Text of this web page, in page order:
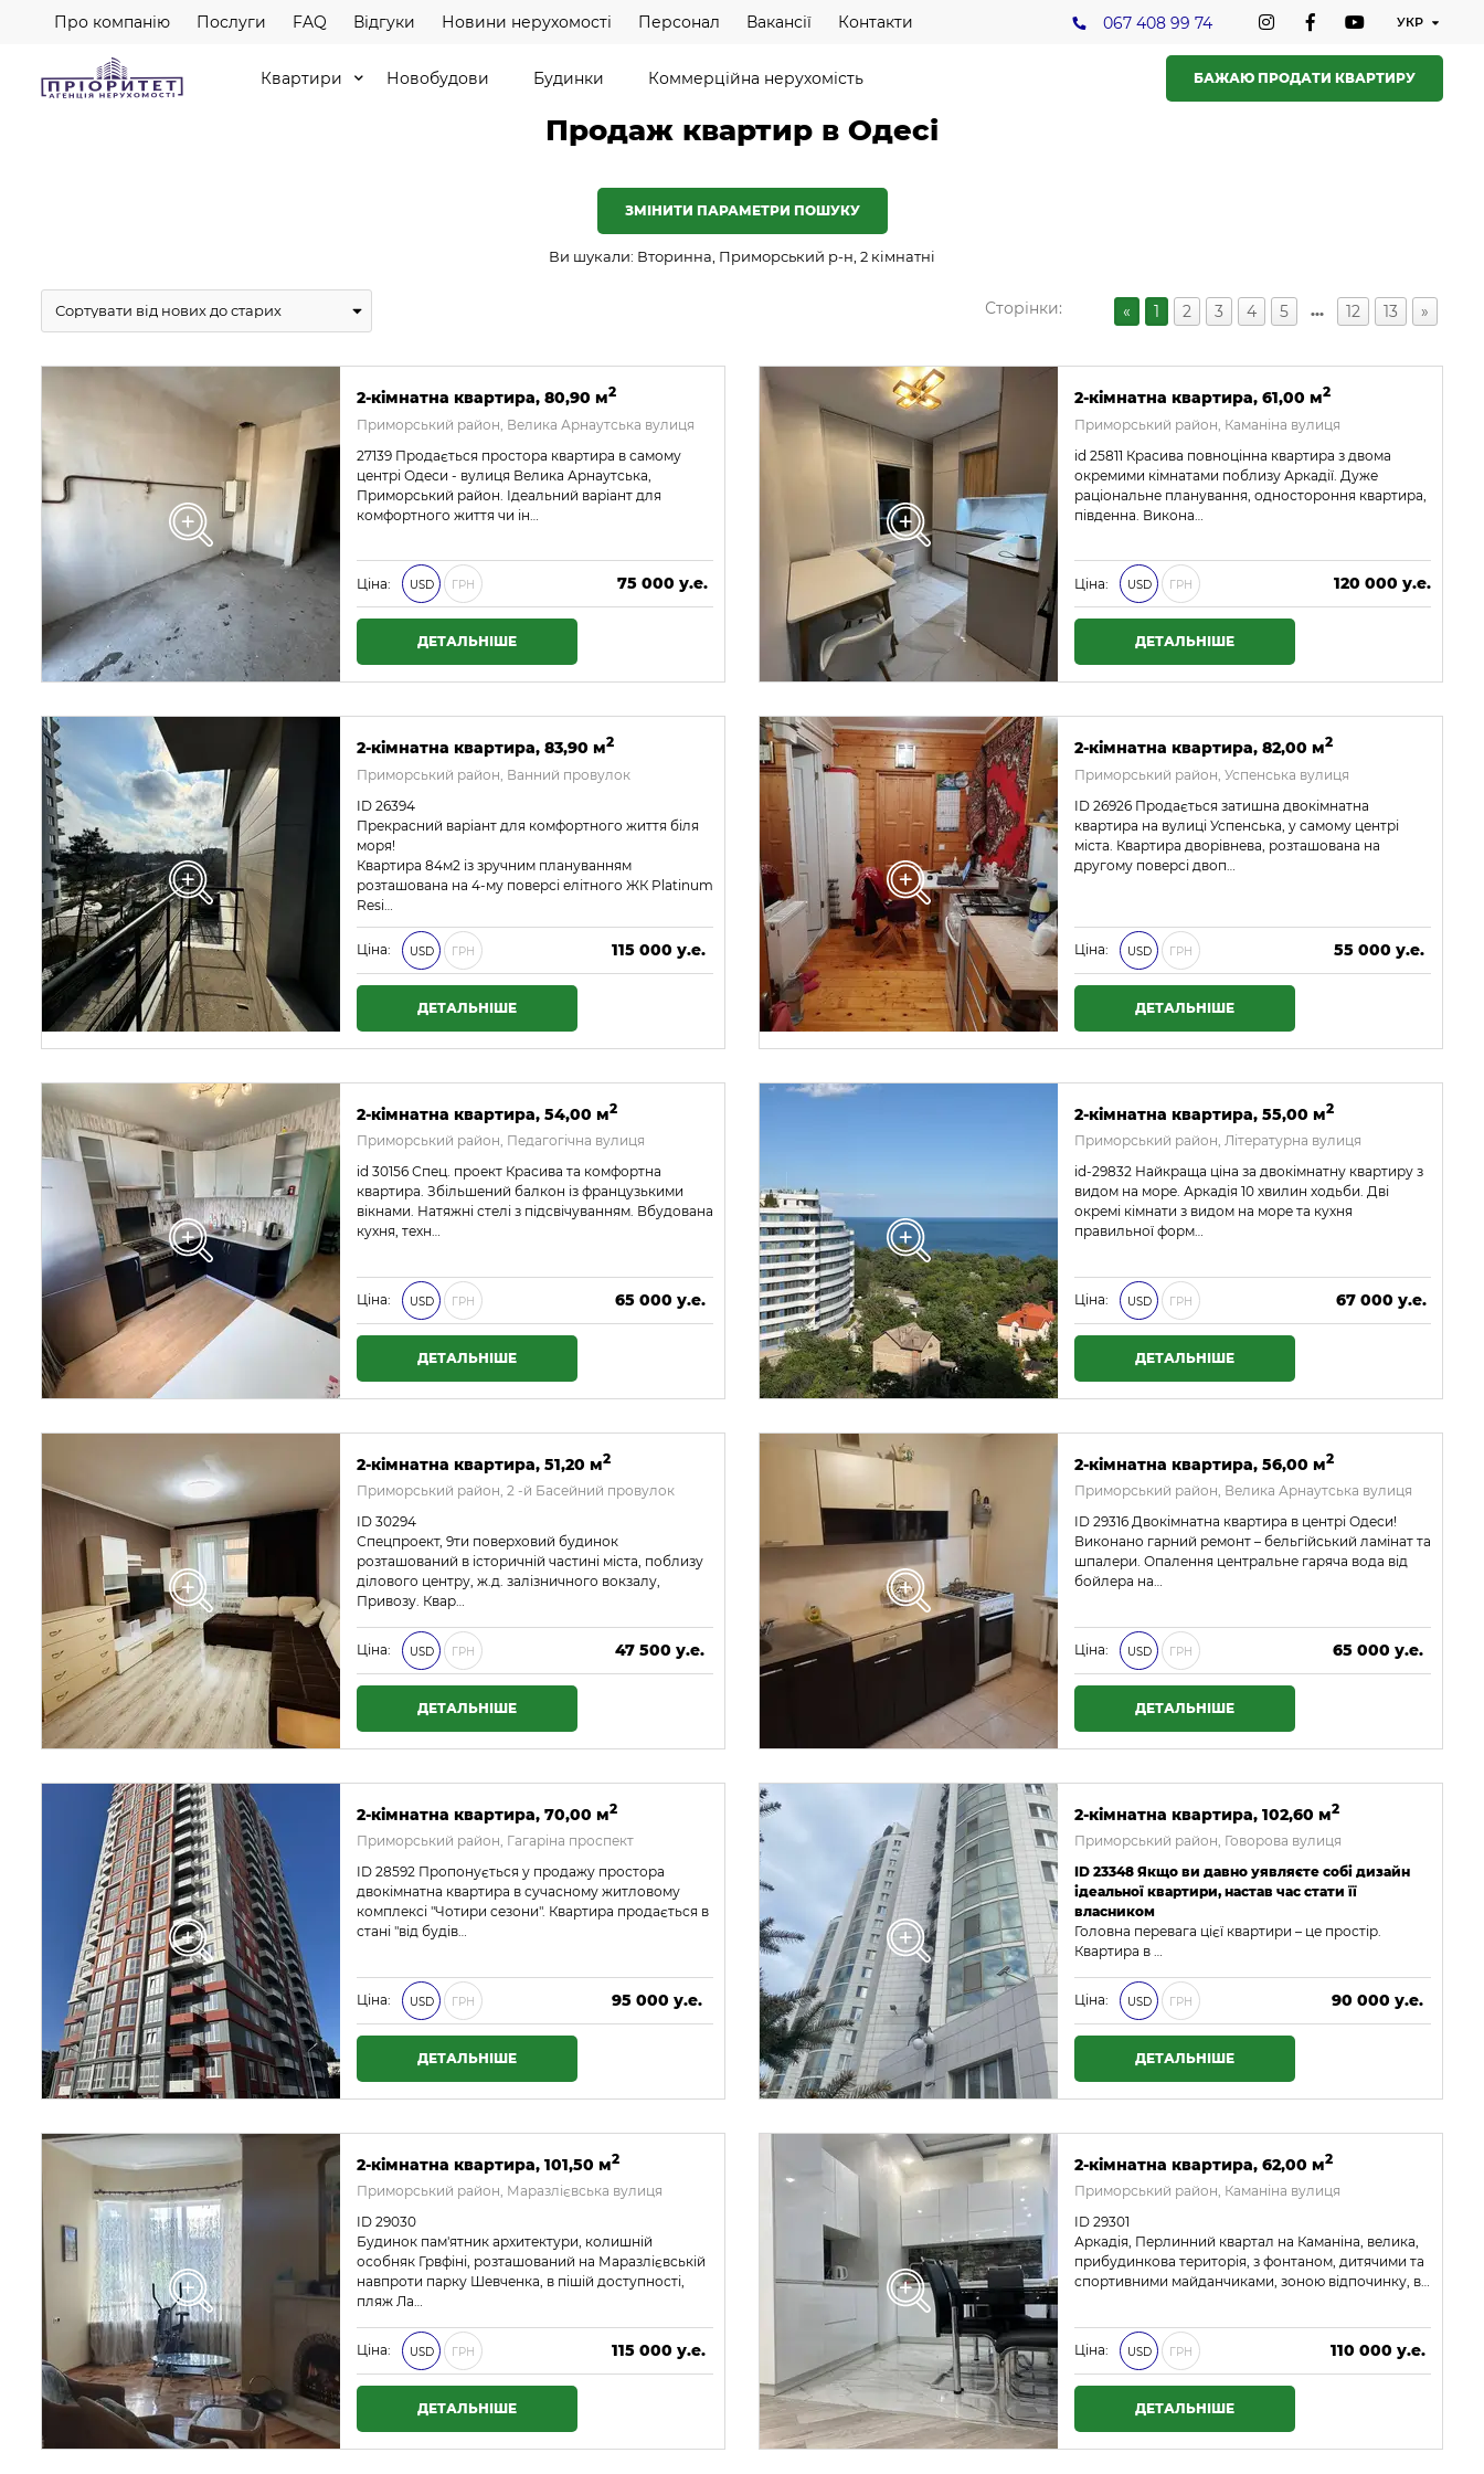
Про компанію Послуги FAQ Відгуки Новини нерухомості Персонал Вакансії Контакти 067 408 99 74
Квартири Новобудови Будинки Коммерційна нерухомість БАЖАЮ ПРОДАТИ КВАРТИРУ
Продаж квартир в Одесі
ЗМІНИТИ ПАРАМЕТРИ ПОШУКУ
Ви шукали: Вторинна, Приморський р-н, 2 кімнатні
Сторінки: « 1 2 3 4 5 … 12 13 »
2-кімнатна квартира, 80,90 м2
Приморський район, Велика Арнаутська вулиця
27139 Продається простора квартира в самому
центрі Одеси - вулиця Велика Арнаутська,
Приморський район. Ідеальний варіант для
комфортного життя чи ін…
Ціна: USD ГРН
75 000 у.е.
3 225 000 ₴
ДЕТАЛЬНІШЕ
2-кімнатна квартира, 61,00 м2
Приморський район, Каманіна вулиця
id 25811 Красива повноцінна квартира з двома
окремими кімнатами поблизу Аркадії. Дуже
раціональне планування, одностороння квартира,
південна. Викона…
Ціна: USD ГРН
120 000 у.е.
5 160 000 ₴
ДЕТАЛЬНІШЕ
2-кімнатна квартира, 83,90 м2
Приморський район, Ванний провулок
ID 26394
Прекрасний варіант для комфортного життя біля
моря!
Квартира 84м2 із зручним плануванням
розташована на 4-му поверсі елітного ЖК Platinum
Resi…
Ціна: USD ГРН
115 000 у.е.
4 945 000 ₴
ДЕТАЛЬНІШЕ
2-кімнатна квартира, 82,00 м2
Приморський район, Успенська вулиця
ID 26926 Продається затишна двокімнатна
квартира на вулиці Успенська, у самому центрі
міста. Квартира дворівнева, розташована на
другому поверсі двоп…
Ціна: USD ГРН
55 000 у.е.
2 365 000 ₴
ДЕТАЛЬНІШЕ
2-кімнатна квартира, 54,00 м2
Приморський район, Педагогічна вулиця
id 30156 Спец. проект Красива та комфортна
квартира. Збільшений балкон із французькими
вікнами. Натяжні стелі з підсвічуванням. Вбудована
кухня, техн…
Ціна: USD ГРН
65 000 у.е.
2 795 000 ₴
ДЕТАЛЬНІШЕ
2-кімнатна квартира, 55,00 м2
Приморський район, Літературна вулиця
id-29832 Найкраща ціна за двокімнатну квартиру з
видом на море. Аркадія 10 хвилин ходьби. Дві
окремі кімнати з видом на море та кухня
правильної форм…
Ціна: USD ГРН
67 000 у.е.
2 881 000 ₴
ДЕТАЛЬНІШЕ
2-кімнатна квартира, 51,20 м2
Приморський район, 2 -й Басейний провулок
ID 30294
Спецпроект, 9ти поверховий будинок
розташований в історичній частині міста, поблизу
ділового центру, ж.д. залізничного вокзалу,
Привозу. Квар…
Ціна: USD ГРН
47 500 у.е.
2 042 500 ₴
ДЕТАЛЬНІШЕ
2-кімнатна квартира, 56,00 м2
Приморський район, Велика Арнаутська вулиця
ID 29316 Двокімнатна квартира в центрі Одеси!
Виконано гарний ремонт – бельгійський ламінат та
шпалери. Опалення центральне гаряча вода від
бойлера на…
Ціна: USD ГРН
65 000 у.е.
2 795 000 ₴
ДЕТАЛЬНІШЕ
2-кімнатна квартира, 70,00 м2
Приморський район, Гагаріна проспект
ID 28592 Пропонується у продажу простора
двокімнатна квартира в сучасному житловому
комплексі "Чотири сезони". Квартира продається в
стані "від будів…
Ціна: USD ГРН
95 000 у.е.
4 085 000 ₴
ДЕТАЛЬНІШЕ
2-кімнатна квартира, 102,60 м2
Приморський район, Говорова вулиця
ID 23348 Якщо ви давно уявляєте собі дизайн
ідеальної квартири, настав час стати її
власником
Головна перевага цієї квартири – це простір.
Квартира в …
Ціна: USD ГРН
90 000 у.е.
3 870 000 ₴
ДЕТАЛЬНІШЕ
2-кімнатна квартира, 101,50 м2
Приморський район, Маразлієвська вулиця
ID 29030
Будинок пам'ятник архитектури, колишній
особняк Грвфіні, розташований на Маразлієвській
навпроти парку Шевченка, в пішій доступності,
пляж Ла…
Ціна: USD ГРН
115 000 у.е.
4 945 000 ₴
ДЕТАЛЬНІШЕ
2-кімнатна квартира, 62,00 м2
Приморський район, Каманіна вулиця
ID 29301
Аркадія, Перлинний квартал на Каманіна, велика,
прибудинкова територія, з фонтаном, дитячими та
спортивними майданчиками, зоною відпочинку, в…
Ціна: USD ГРН
110 000 у.е.
4 730 000 ₴
ДЕТАЛЬНІШЕ